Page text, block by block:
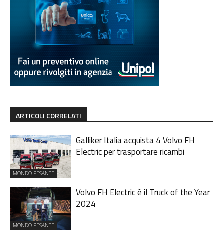
ARTICOLI CORRELATI
MONDO PESANTE
Galliker Italia acquista 4 Volvo FH
Electric per trasportare ricambi
MONDO PESANTE
Volvo FH Electric è il Truck of the Year
2024